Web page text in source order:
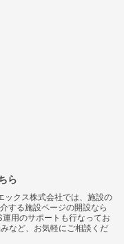
ら
ックス株式会社では、施設の
する施設ページの開設なら
用のサポートも行なってお
など、お気軽にご相談くだ